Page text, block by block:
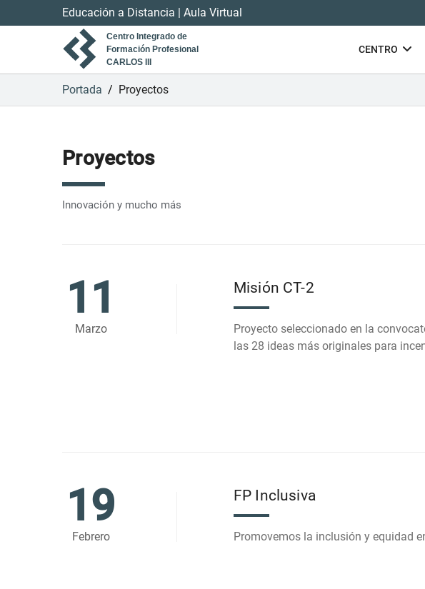
Educación a Distancia | Aula Virtual
Centro Integrado de
Formación Profesional
CARLOS III
CENTRO
Portada / Proyectos
Proyectos
Innovación y mucho más
11
Marzo
Misión CT-2
Proyecto seleccionado en la
las 28 ideas más originales para
19
Febrero
FP Inclusiva
Promovemos la inclusión y equidad